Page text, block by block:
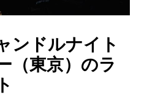
ンドルナイト
（東京）のラ